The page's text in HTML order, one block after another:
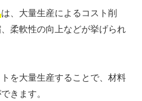
は、大量生産によるコスト削
柔軟性の向上などが挙げられ
を大量生産することで、材料
きます。